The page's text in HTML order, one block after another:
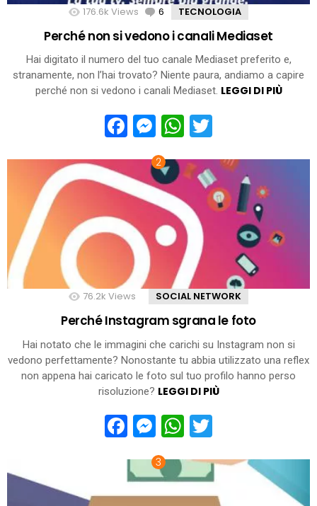
176.6k Views 6 Comments
TECNOLOGIA
Perché non si vedono i canali Mediaset
Hai digitato il numero del tuo canale Mediaset preferito e,
stranamente, non l’hai trovato? Niente paura, andiamo a capire
perché non si vedono i canali Mediaset. LEGGI DI PIÙ
Facebook
Messenger
WhatsApp
76.2k Views SOCIAL NETWORK
Perché Instagram sgrana le foto
Hai notato che le immagini che carichi su Instagram non si
vedono perfettamente? Nonostante tu abbia utilizzato una reflex
non appena hai caricato le foto sul tuo profilo hanno perso
risoluzione? LEGGI DI PIÙ
Facebook
Messenger
WhatsApp